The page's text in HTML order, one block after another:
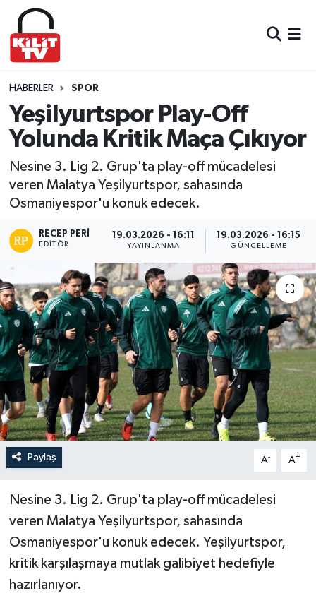
HABERLER SPOR
Yeşilyurtspor Play-Off
Yolunda Kritik Maça Çıkıyor
Nesine 3. Lig 2. Grup'ta play-off mücadelesi
veren Malatya Yeşilyurtspor, sahasında
Osmaniyespor'u konuk edecek.
RECEP PERI
EDITÖR
19.03.2026 - 16:11
YAYINLANMA
19.03.2026 - 16:15
GÜNCELLEME
Paylaş A- A+
Nesine 3. Lig 2. Grup'ta play-off mücadelesi
veren Malatya Yeşilyurtspor, sahasında
Osmaniyespor'u konuk edecek. Yeşilyurtspor,
kritik karşılaşmaya mutlak galibiyet hedefiyle
hazırlanıyor.
Hava Durumu
Trafik Durumu
Süper Lig Puan Durumu ve Fikstür
Tüm Manşetler
Son Dakika Haberleri
Haber Arşivi